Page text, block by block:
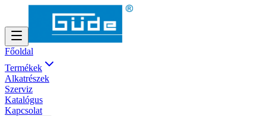
Főoldal
Termékek
Alkatrészek
Szerviz
Katalógus
Kapcsolat